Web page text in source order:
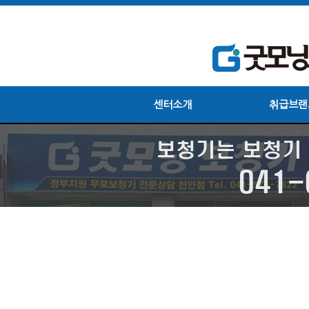
센터소개 취급브